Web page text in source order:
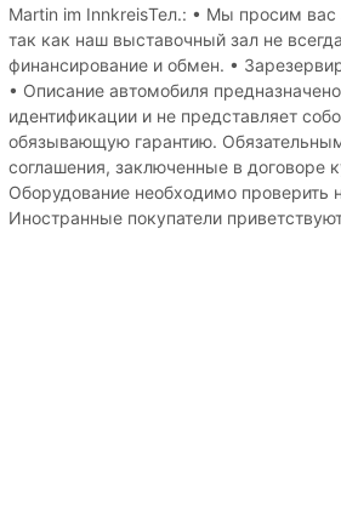
Martin im InnkreisТел.: • Мы просим вас
так как наш выставочный зал не
финансирование и обмен. •
• Описание автомобиля
идентификации и не представляет
обязывающую гарантию.
соглашения, заключенные в договоре
Оборудование необходимо проверить
Иностранные покупатели